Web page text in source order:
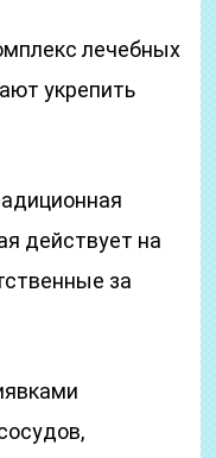
лечебных
укрепить
действует на
за